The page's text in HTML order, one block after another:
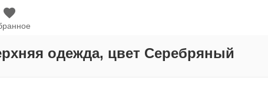
одежда, цвет Серебряный